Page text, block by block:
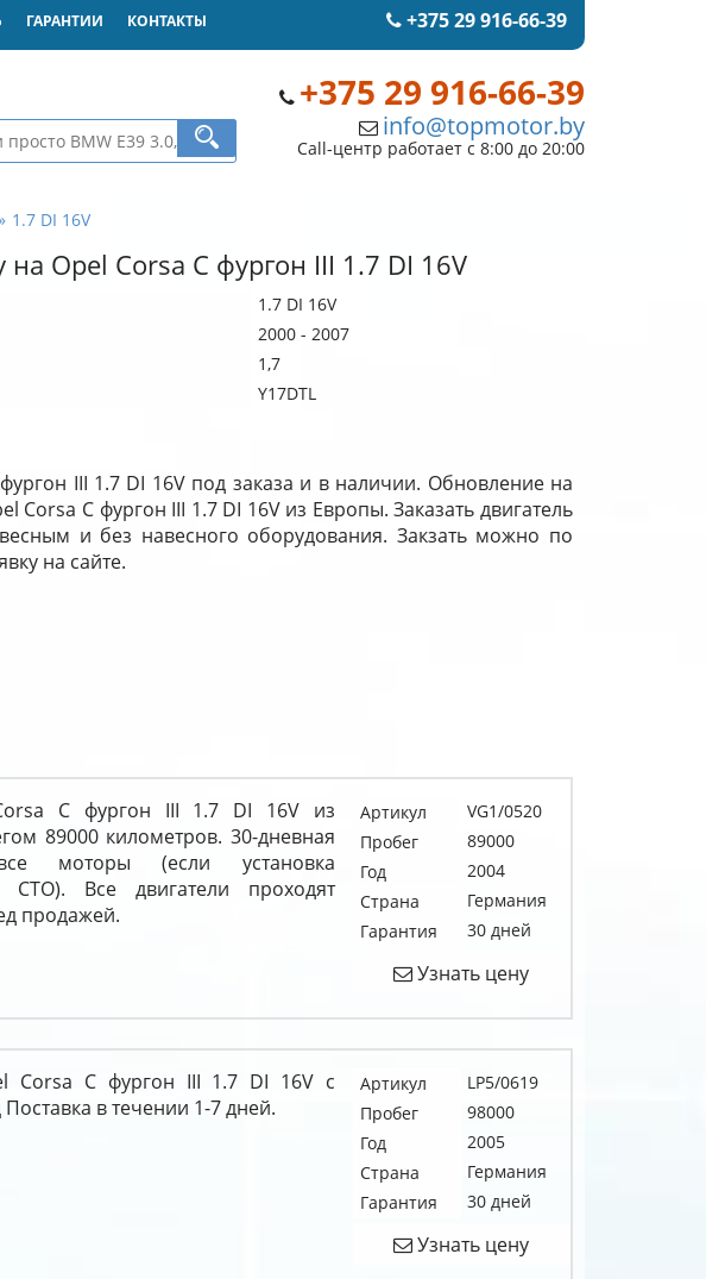
+375 29 916-66-39
ГАРАНТИИ КОНТАКТЫ
+375 29 916-66-39
info@topmotor.by
Call-центр работает с 8:00 до 20:00
1.7 DI 16V
на Opel Corsa C фургон III 1.7 DI 16V
1.7 DI 16V
2000 - 2007
1,7
Y17DTL
III 1.7 DI 16V под заказа и в наличии. Обновление на
Corsa C фургон III 1.7 DI 16V из Европы. Заказать двигатель
и без навесного оборудования. Закзать можно по
на сайте.
C фургон III 1.7 DI 16V из
89000 километров. 30-дневная
моторы (если установка
СТО). Все двигатели проходят
продажей.
Артикул
VG1/0520
Пробег
89000
Год
2004
Страна
Германия
Гарантия
30 дней
Узнать цену
Corsa C фургон III 1.7 DI 16V c
в течении 1-7 дней.
Артикул
LP5/0619
Пробег
98000
Год
2005
Страна
Германия
Гарантия
30 дней
Узнать цену